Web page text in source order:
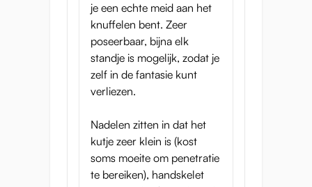
kleed haar aan als je
favoriete personage
je een echte meid aan het
knuffelen bent. Zeer
poseerbaar, bijna elk
standje is mogelijk, zodat je
zelf in de fantasie kunt
verliezen.
Nadelen zitten in dat het
kutje zeer klein is (kost
soms moeite om penetratie
te bereiken), handskelet